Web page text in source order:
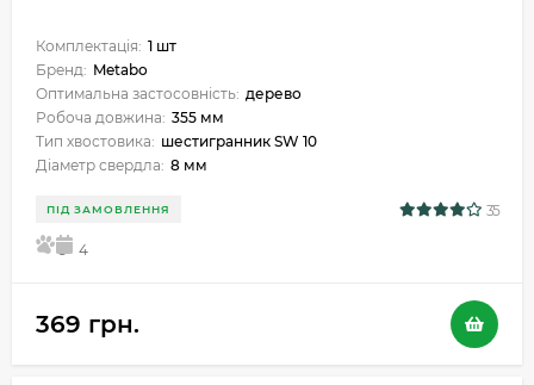
Комплектація: 1 шт
Бренд: Metabo
Оптимальна застосовність: дерево
Робоча довжина: 355 мм
Тип хвостовика: шестигранник SW 10
Діаметр свердла: 8 мм
ПІД ЗАМОВЛЕННЯ 35
5 4
369 грн.